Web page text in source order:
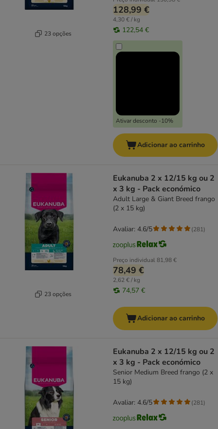
23 opções
128,99 €
4,30 € / kg
122,54 €
Ativar desconto -10%
Adicionar ao carrinho
23 opções
Eukanuba 2 x 12/15 kg ou 2
x 3 kg - Pack económico
Adult Large & Giant Breed frango
(2 x 15 kg)
Preço individual81,98 €
78,49 €
2,62 € / kg
74,57 €
Avaliar: 4.6/5 (281)
Adicionar ao carrinho
Eukanuba 2 x 12/15 kg ou 2
x 3 kg - Pack económico
Senior Medium Breed frango (2 x
15 kg)
Avaliar: 4.6/5 (281)